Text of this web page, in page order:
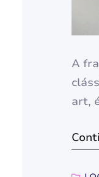
A
art,